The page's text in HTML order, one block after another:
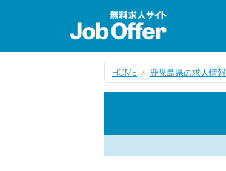
HOME 鹿児島県の求人情報